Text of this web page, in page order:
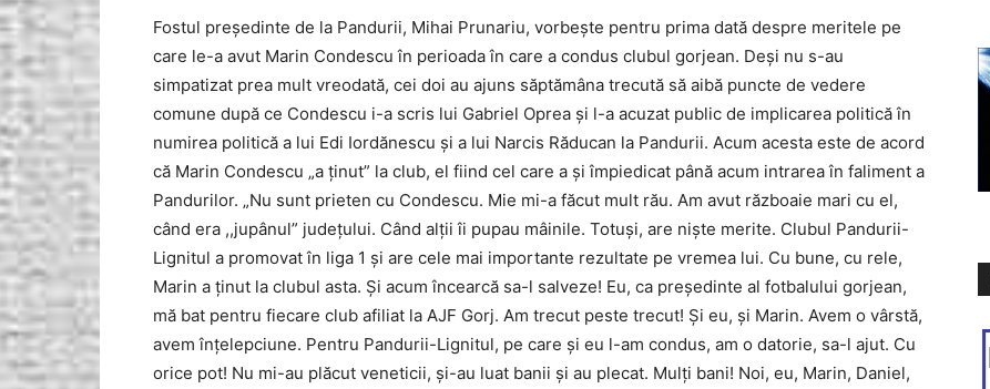
Fostul președinte de la Pandurii, Mihai Prunariu, vorbește pentru prima dată despre meritele pe
care le-a avut Marin Condescu în perioada în care a condus clubul gorjean. Deși nu s-au
simpatizat prea mult vreodată, cei doi au ajuns săptămâna trecută să aibă puncte de vedere
comune după ce Condescu i-a scris lui Gabriel Oprea și l-a acuzat public de implicarea politică în
numirea politică a lui Edi Iordănescu și a lui Narcis Răducan la Pandurii. Acum acesta este de acord
că Marin Condescu „a ținut” la club, el fiind cel care a și împiedicat până acum intrarea în faliment a
Pandurilor. „Nu sunt prieten cu Condescu. Mie mi-a făcut mult rău. Am avut războaie mari cu el,
când era ,,jupânul” județului. Când alții îi pupau mâinile. Totuși, are niște merite. Clubul Pandurii-
Lignitul a promovat în liga 1 și are cele mai importante rezultate pe vremea lui. Cu bune, cu rele,
Marin a ținut la clubul asta. Și acum încearcă sa-l salveze! Eu, ca președinte al fotbalului gorjean,
mă bat pentru fiecare club afiliat la AJF Gorj. Am trecut peste trecut! Și eu, și Marin. Avem o vârstă,
avem înțelepciune. Pentru Pandurii-Lignitul, pe care și eu l-am condus, am o datorie, sa-l ajut. Cu
orice pot! Nu mi-au plăcut veneticii, și-au luat banii și au plecat. Mulți bani! Noi, eu, Marin, Daniel,